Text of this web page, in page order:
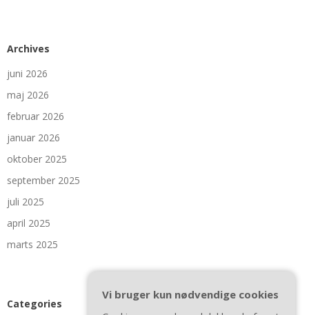
Archives
juni 2026
maj 2026
februar 2026
januar 2026
oktober 2025
september 2025
juli 2025
april 2025
marts 2025
Categories
Vi bruger kun nødvendige cookies